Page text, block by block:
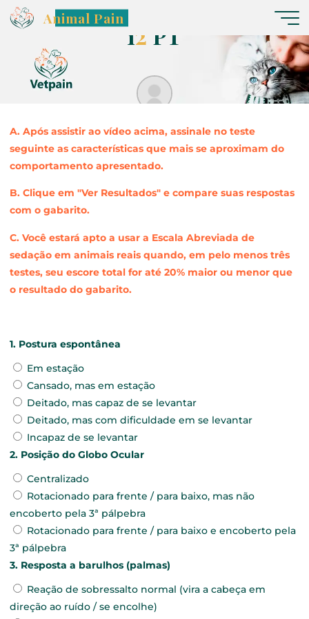
Animal Pain
C ãoAbre
12
2 PT
A. Após assistir ao vídeo acima, assinale no teste
seguinte as características que mais se aproximam do
comportamento apresentado.
B. Clique em "Ver Resultados" e compare suas respostas
com o gabarito.
C. Você estará apto a usar a Escala Abreviada de
sedação em animais reais quando, em pelo menos três
testes, seu escore total for até 20% maior ou menor que
o resultado do gabarito.
1. Postura espontânea
Em estação
Cansado, mas em estação
Deitado, mas capaz de se levantar
Deitado, mas com dificuldade em se levantar
Incapaz de se levantar
2. Posição do Globo Ocular
Centralizado
Rotacionado para frente / para baixo, mas não
encoberto pela 3ª pálpebra
Rotacionado para frente / para baixo e encoberto pela
3ª pálpebra
3. Resposta a barulhos (palmas)
Reação de sobressalto normal (vira a cabeça em
direção ao ruído / se encolhe)